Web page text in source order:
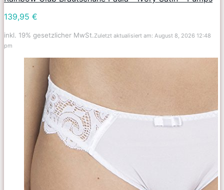
139,95 €
inkl. 19% gesetzlicher MwSt.Zuletzt aktualisiert am: August 8, 2026 12:48
pm